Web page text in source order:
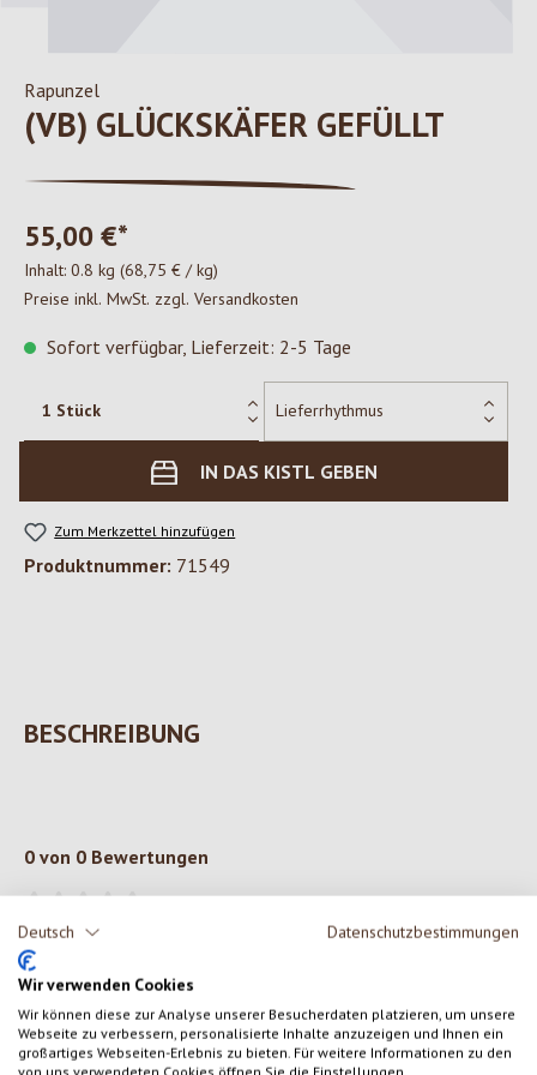
Deutsch Datenschutzbestimmungen
Wir verwenden Cookies
Wir können diese zur Analyse unserer Besucherdaten platzieren, um unsere
Webseite zu verbessern, personalisierte Inhalte anzuzeigen und Ihnen ein
großartiges Webseiten-Erlebnis zu bieten. Für weitere Informationen zu den
Rapunzel
(VB) GLÜCKSKÄFER GEFÜLLT
55,00 €*
Inhalt: 0.8 kg (68,75 € / kg)
Preise inkl. MwSt. zzgl. Versandkosten
Sofort verfügbar, Lieferzeit: 2-5 Tage
IN DAS KISTL GEBEN
Zum Merkzettel hinzufügen
Produktnummer: 71549
BESCHREIBUNG
0 von 0 Bewertungen
Durchschnittliche Bewertung von 0 von 5 Sternen
Gib eine Bewertung ab!
Teile deine Erfahrungen mit dem Produkt mit anderen Kunden.
SCHREIBE EINE BEWERTUNG